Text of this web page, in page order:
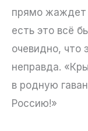
прямо жаждет
есть это всё
очевидно, что
неправда.
в родную
Россию!»